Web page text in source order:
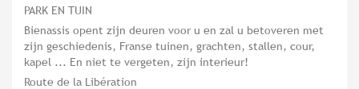
PARK EN TUIN
Bienassis opent zijn deuren voor u en zal u betoveren met
zijn geschiedenis, Franse tuinen, grachten, stallen, cour,
kapel ... En niet te vergeten, zijn interieur!
Route de la Libération